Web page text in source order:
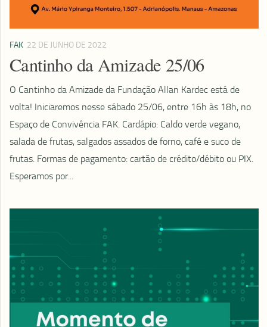
FAK 22 DE JUNHO DE 2022
Cantinho da Amizade 25/06
O Cantinho da Amizade da Fundação Allan Kardec está de
volta! Iniciaremos nesse sábado 25/06, entre 16h às 18h, no
Espaço de Convivência FAK. Cardápio: Caldo verde vegano,
salada de frutas, salgados assados de forno, café e suco de
frutas. Formas de pagamento: cartão de crédito/débito ou PIX.
Esperamos por...